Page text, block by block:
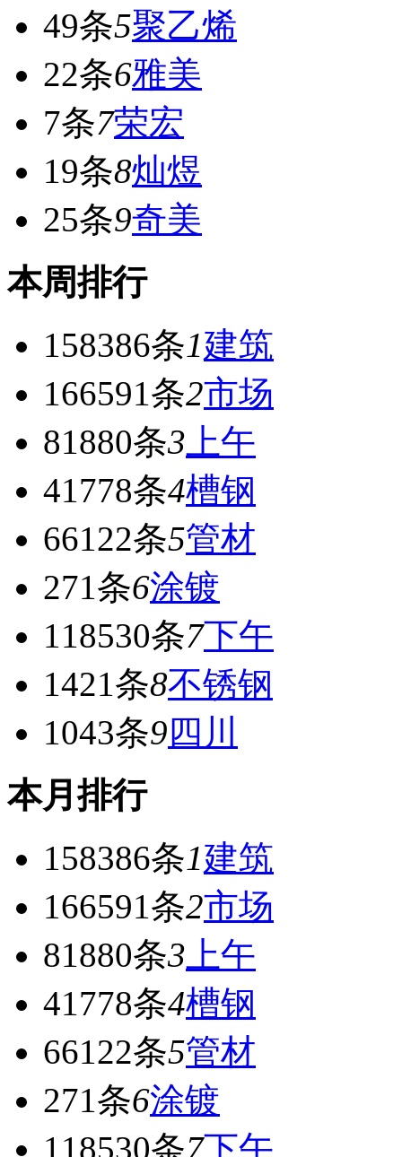
49条5聚乙烯
22条6雅美
7条7荣宏
19条8灿煜
25条9奇美
本周排行
158386条1建筑
166591条2市场
81880条3 上午
41778条4槽钢
66122条5管材
271条6涂镀
118530条7下午
1421条8不锈钢
1043条9四川
本月排行
158386条1建筑
166591条2市场
81880条3 上午
41778条4槽钢
66122条5管材
271条6涂镀
118530条7下午